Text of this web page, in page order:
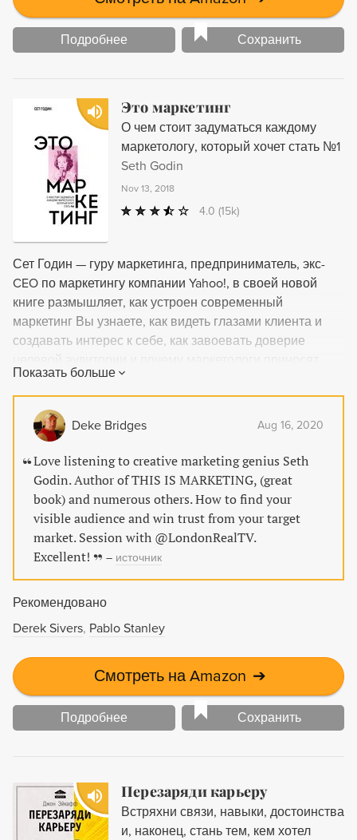
Подробнее Сохранить
Это маркетинг
О чем стоит задуматься каждому
маркетологу, который хочет стать №1
Seth Godin
Nov 13, 2018
4.0 (15k)
Сет Годин — гуру маркетинга, предприниматель, экс-
CEO по маркетингу компании Yahoo!, в своей новой
книге размышляет, как устроен современный
маркетинг Вы узнаете, как видеть глазами клиента и
создавать интерес к себе, как завоевать доверие
пользу миру, когда продают.
Показать больше
Deke Bridges Aug 16, 2020
Love listening to creative marketing genius Seth
Godin. Author of THIS IS MARKETING, (great
book) and numerous others. How to find your
visible audience and win trust from your target
market. Session with @LondonRealTV.
Excellent!
– источник
Рекомендовано
Derek Sivers Pablo Stanley
Смотреть на Amazon ➔
Подробнее Сохранить
Перезаряди карьеру
Встряхни связи, навыки, достоинства
и, наконец, стань тем, кем хотел